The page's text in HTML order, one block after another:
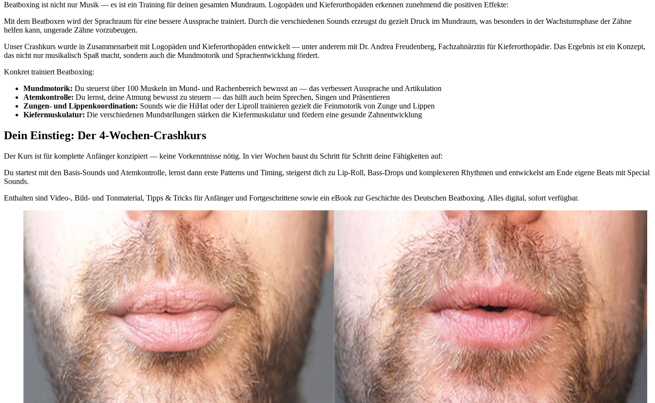
Beatboxing ist nicht nur Musik — es ist ein Training für deinen gesamten Mundraum. Logopäden und Kieferorthopäden erkennen zunehmend die positiven Effekte:
Mit dem Beatboxen wird der Sprachraum für eine bessere Aussprache trainiert. Durch die verschiedenen Sounds erzeugst du gezielt Druck im Mundraum, was besonders in der Wachstumsphase der Zähne
helfen kann, ungerade Zähne vorzubeugen.
Unser Crashkurs wurde in Zusammenarbeit mit Logopäden und Kieferorthopäden entwickelt — unter anderem mit Dr. Andrea Freudenberg, Fachzahnärztin für Kieferorthopädie. Das Ergebnis ist ein Konzept,
das nicht nur musikalisch Spaß macht, sondern auch die Mundmotorik und Sprachentwicklung fördert.
Konkret trainiert Beatboxing:
Mundmotorik: Du steuerst über 100 Muskeln im Mund- und Rachenbereich bewusst an — das verbessert Aussprache und Artikulation
Atemkontrolle: Du lernst, deine Atmung bewusst zu steuern — das hilft auch beim Sprechen, Singen und Präsentieren
Zungen- und Lippenkoordination: Sounds wie die HiHat oder der Liproll trainieren gezielt die Feinmotorik von Zunge und Lippen
Kiefermuskulatur: Die verschiedenen Mundstellungen stärken die Kiefermuskulatur und fördern eine gesunde Zahnentwicklung
Dein Einstieg: Der 4-Wochen-Crashkurs
Der Kurs ist für komplette Anfänger konzipiert — keine Vorkenntnisse nötig. In vier Wochen baust du Schritt für Schritt deine Fähigkeiten auf:
Du startest mit den Basis-Sounds und Atemkontrolle, lernst dann erste Patterns und Timing, steigerst dich zu Lip-Roll, Bass-Drops und komplexeren Rhythmen und entwickelst am Ende eigene Beats mit Special
Sounds.
Enthalten sind Video-, Bild- und Tonmaterial, Tipps & Tricks für Anfänger und Fortgeschrittene sowie ein eBook zur Geschichte des Deutschen Beatboxing. Alles digital, sofort verfügbar.